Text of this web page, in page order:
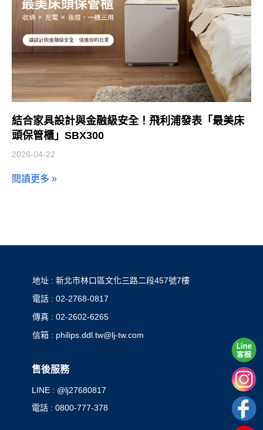
結合家具設計與金融級安全！飛利浦發表「最美床
頭保管櫃」SBX300
2026-04-22
閱讀更多 »
地址 : 新北市林口區文化三路二段457號7樓
電話 : 02-2768-0817
傳真 : 02-2602-6265
信箱 : philips.ddl.tw@lj-tw.com
售後服務
LINE : @lj27680817
電話 : 0800-777-378